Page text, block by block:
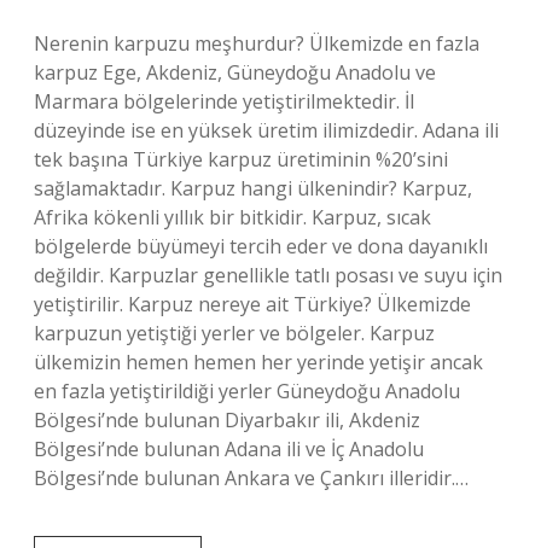
Nerenin karpuzu meşhurdur? Ülkemizde en fazla
karpuz Ege, Akdeniz, Güneydoğu Anadolu ve
Marmara bölgelerinde yetiştirilmektedir. İl
düzeyinde ise en yüksek üretim ilimizdedir. Adana ili
tek başına Türkiye karpuz üretiminin %20’sini
sağlamaktadır. Karpuz hangi ülkenindir? Karpuz,
Afrika kökenli yıllık bir bitkidir. Karpuz, sıcak
bölgelerde büyümeyi tercih eder ve dona dayanıklı
değildir. Karpuzlar genellikle tatlı posası ve suyu için
yetiştirilir. Karpuz nereye ait Türkiye? Ülkemizde
karpuzun yetiştiği yerler ve bölgeler. Karpuz
ülkemizin hemen hemen her yerinde yetişir ancak
en fazla yetiştirildiği yerler Güneydoğu Anadolu
Bölgesi’nde bulunan Diyarbakır ili, Akdeniz
Bölgesi’nde bulunan Adana ili ve İç Anadolu
Bölgesi’nde bulunan Ankara ve Çankırı illeridir.…